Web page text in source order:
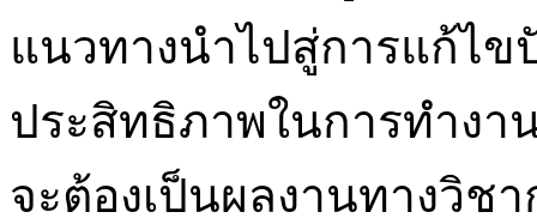
แนวทางนำไปสู่การแก้ไ
ประสิทธิภาพในการทำงา
จะต้องเป็นผลงานทางวิช